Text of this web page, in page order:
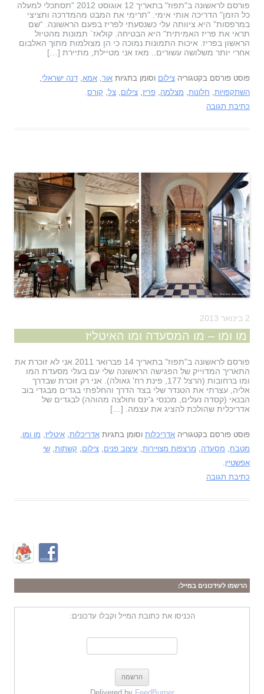
פורסם לראשונה ב"תפוז" בתאריך 12 אוגוסט 2012 "תסתכלי למעלה
כל הזמן" הדריכה אותי אימי. "תרימי את המבט מהמדרכה ותציצי
במרפסות" היא ציוותה עלי כשנסעתי לפריז בפעם הראשונה. “שם
תראי את פריז האמיתית" היא הבטיחה. קולאז` תמונות מהטיול
הראשון בפריז. איכות התמונות נמוכה כי הן מצולמות מתוך האלבום
אחרי יותר משלושה עשורים.. מאז אני מטיילת, מתיירת […]
פוסט פורסם בקטגוריה צילום וסומן בתגיות אור, אמא, דנה ישראלי,
השתקפויות, חלונות, מצלמה, פריז, צילום, צל, קורס.
כתיבת תגובה
2 בינואר 2013
מו ומו – מו המסעדה ומו האיטליז
פורסם לראשונה ב"תפוז" בתאריך 14 פברואר 2011 אני לא זוכרת את
התאריך המדוייק של הפגישה הראשונה שלי עם בעלי מסעדת המו
ומו ברחובות (הרצל 177, פינת רח' גאולה). אני רק זוכרת שבדרך
אליה, עצרתי את הטנדר שלי בצד הדרך והחלפתי בגדים מבגדי בוב
הבנאי (קסדה נעלים, מכנסי ג'ינס וחולצה מהוהה) לבגדים של
אדריכלית שהולכת להציג את עצמה. […]
פוסט פורסם בקטגוריה אדריכלות וסומן בתגיות אדריכלות, איטליז, מו ומו,
מטבח, מסעדה, מרצפות מצויירות, עיצוב פנים, צילום, קשתות, שי
אפשטיין.
כתיבת תגובה
הרשמו לעידכונים במייל:
הכניסו את כתובת המייל וקבלו עדכונים: